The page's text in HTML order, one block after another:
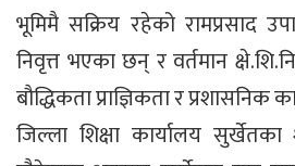
भूमिमै सक्रिय रहेको रामप्रसाद
निवृत्त भएका छन् र वर्तमान
बौद्धिकता प्राज्ञिकता र प्रशासनिक
जिल्ला शिक्षा कार्यालय